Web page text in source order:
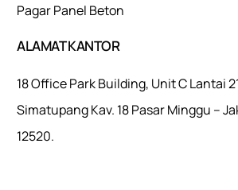
Pagar Panel Beton
ALAMAT KANTOR
18 Office Park Building, Unit C Lantai
Simatupang Kav. 18 Pasar Minggu –
12520.